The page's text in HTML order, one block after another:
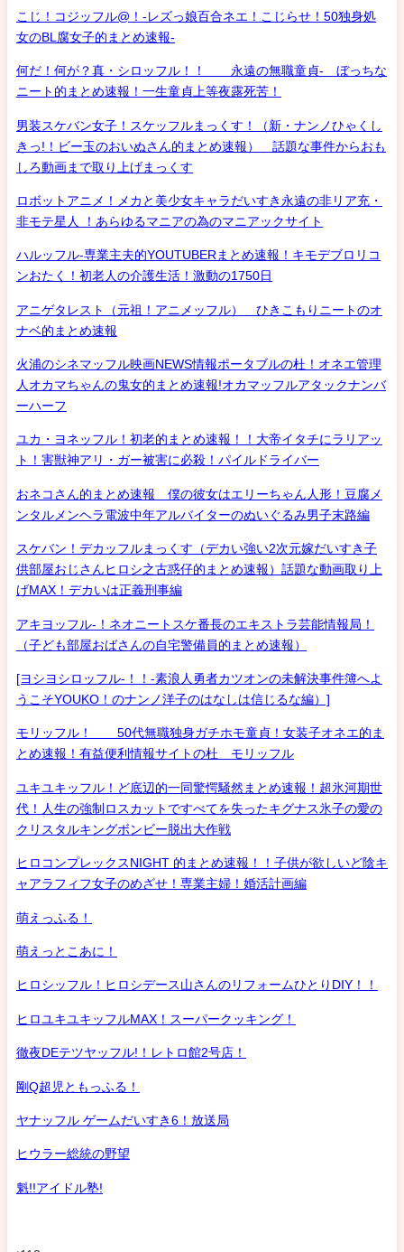
こじ！コジッフル@！-レズっ娘百合ネエ！こじらせ！50独身処
女のBL腐女子的まとめ速報-
何だ！何が？真・シロッフル！！ 永遠の無職童貞- ぼっちな
ニート的まとめ速報！一生童貞上等夜露死苦！
男装スケバン女子！スケッフルまっくす！（新・ナンノひゃくし
きっ!！ビー玉のおいぬさん的まとめ速報） 話題な事件からおも
しろ動画まで取り上げまっくす
ロボットアニメ！メカと美少女キャラだいすき永遠の非リア充・
非モテ星人 ！あらゆるマニアの為のマニアックサイト
ハルッフル-専業主夫的YOUTUBERまとめ速報！キモデブロリコ
ンおたく！初老人の介護生活！激動の1750日
アニゲタレスト（元祖！アニメッフル） ひきこもりニートのオ
ナベ的まとめ速報
火浦のシネマッフル映画NEWS情報ポータブルの杜！オネエ管理
人オカマちゃんの鬼女的まとめ速報!オカマッフルアタックナンバ
ーハーフ
ユカ・ヨネッフル！初老的まとめ速報！！大帝イタチにラリアッ
ト！害獣神アリ・ガー被害に必殺！パイルドライバー
おネコさん的まとめ速報 僕の彼女はエリーちゃん人形！豆腐メ
ンタルメンヘラ電波中年アルバイターのぬいぐるみ男子末路編
スケバン！デカッフルまっくす（デカい強い2次元嫁だいすき子
供部屋おじさんヒロシ之古惑仔的まとめ速報）話題な動画取り上
げMAX！デカいは正義刑事編
アキヨッフル-！ネオニートスケ番長のエキストラ芸能情報局！
（子ども部屋おばさんの自宅警備員的まとめ速報）
[ヨシヨシロッフル-！！-素浪人勇者カツオンの未解決事件簿へよ
うこそYOUKO！のナンノ洋子のはなしは信じるな編）]
モリッフル！ 50代無職独身ガチホモ童貞！女装子オネエ的ま
とめ速報！有益便利情報サイトの杜 モリッフル
ユキユキッフル！ど底辺的一同驚愕騒然まとめ速報！超氷河期世
代！人生の強制ロスカットですべてを失ったキグナス氷子の愛の
クリスタルキングボンビー脱出大作戦
ヒロコンプレックスNIGHT 的まとめ速報！！子供が欲しいど陰キ
ャアラフィフ女子のめざせ！専業主婦！婚活計画編
萌えっふる！
萌えっとこあに！
ヒロシッフル！ヒロシデース山さんのリフォームひとりDIY！！
ヒロユキユキッフルMAX！スーパークッキング！
徹夜DEテツヤッフル!！レトロ館2号店！
剛Q超児ともっふる！
ヤナッフル ゲームだいすき6！放送局
ヒウラー総統の野望
魁!!アイドル塾!